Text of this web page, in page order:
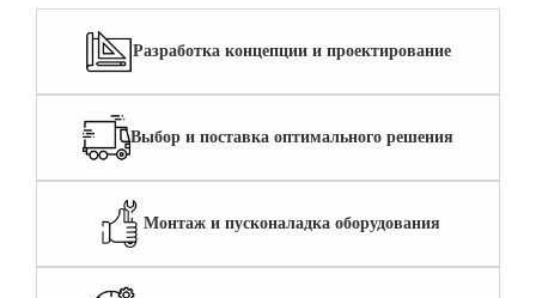
Разработка концепции и проектирование
Выбор и поставка оптимального решения
Монтаж и пусконаладка оборудования